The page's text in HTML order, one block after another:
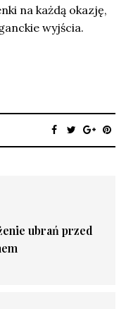
na każdą okazję,
wyjścia.
ubrań przed